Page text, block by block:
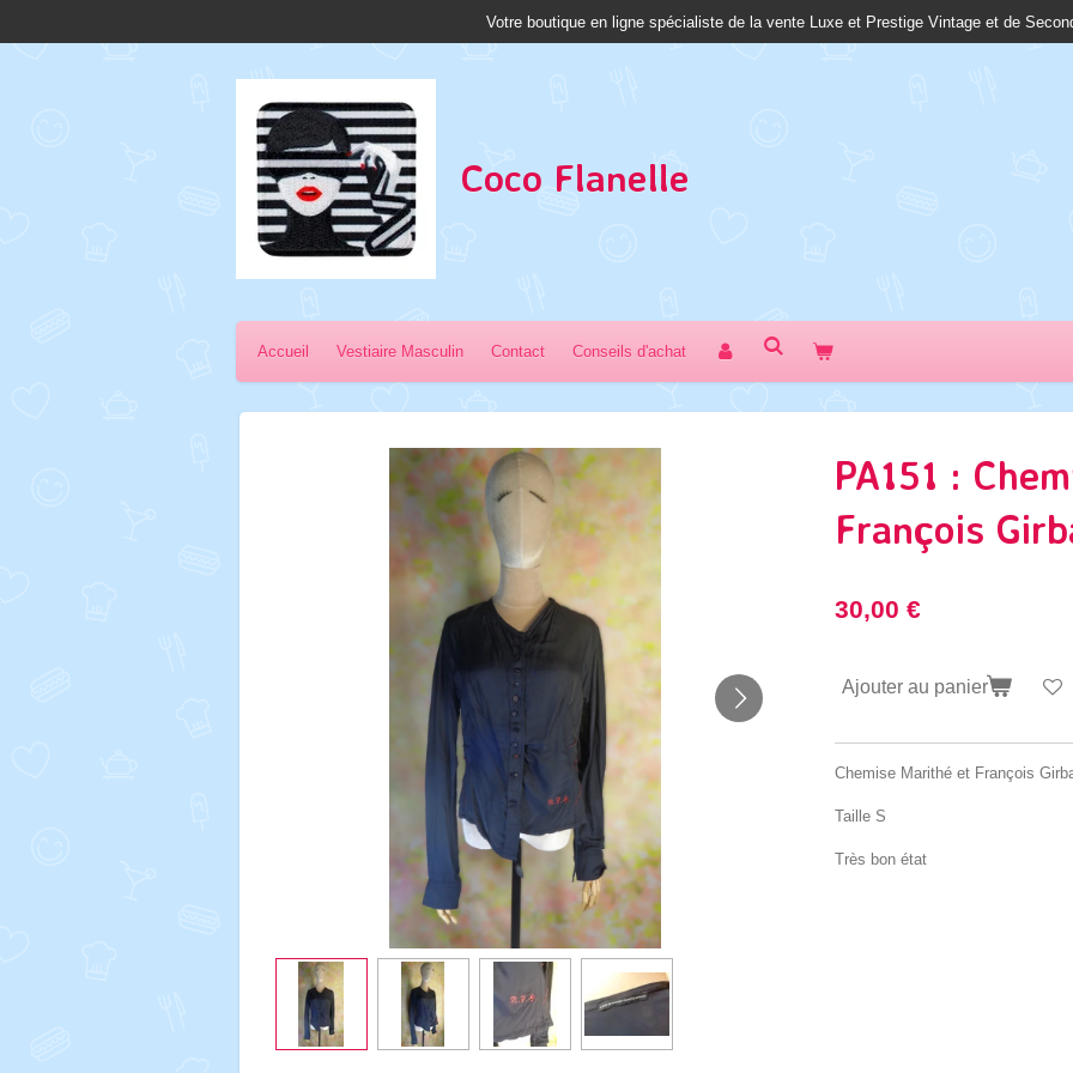
Votre boutique en ligne spécialiste de la vente Luxe et Prestige Vintage et de
Coco Flanelle
Accueil Vestiaire Masculin Contact Conseils d'achat
PA151 :
François
30,00 €
Ajouter au panier
Chemise Marithé et François
Taille S
Très bon état